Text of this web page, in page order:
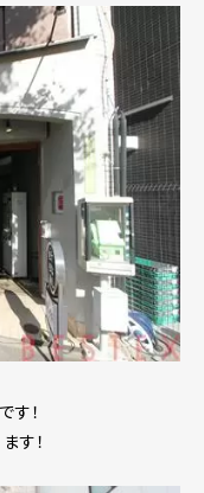
す！
す！